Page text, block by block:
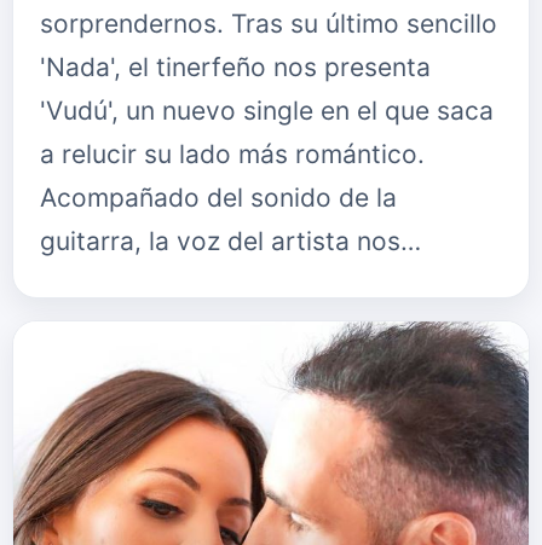
sorprendernos. Tras su último sencillo
'Nada', el tinerfeño nos presenta
'Vudú', un nuevo single en el que saca
a relucir su lado más romántico.
Acompañado del sonido de la
guitarra, la voz del artista nos…